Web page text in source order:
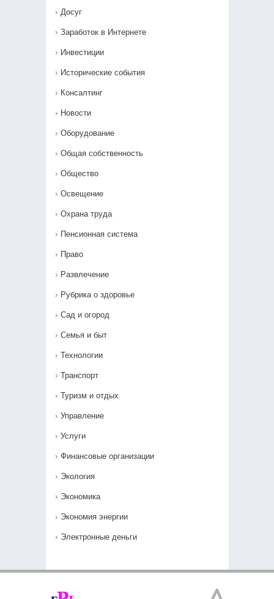
Досуг
Заработок в Интернете
Инвестиции
Исторические события
Консалтинг
Новости
Оборудование
Общая собственность
Общество
Освещение
Охрана труда
Пенсионная система
Право
Развлечение
Рубрика о здоровье
Сад и огород
Семья и быт
Технологии
Транспорт
Туризм и отдых
Управление
Услуги
Финансовые организации
Экология
Экономика
Экономия энергии
Электронные деньги